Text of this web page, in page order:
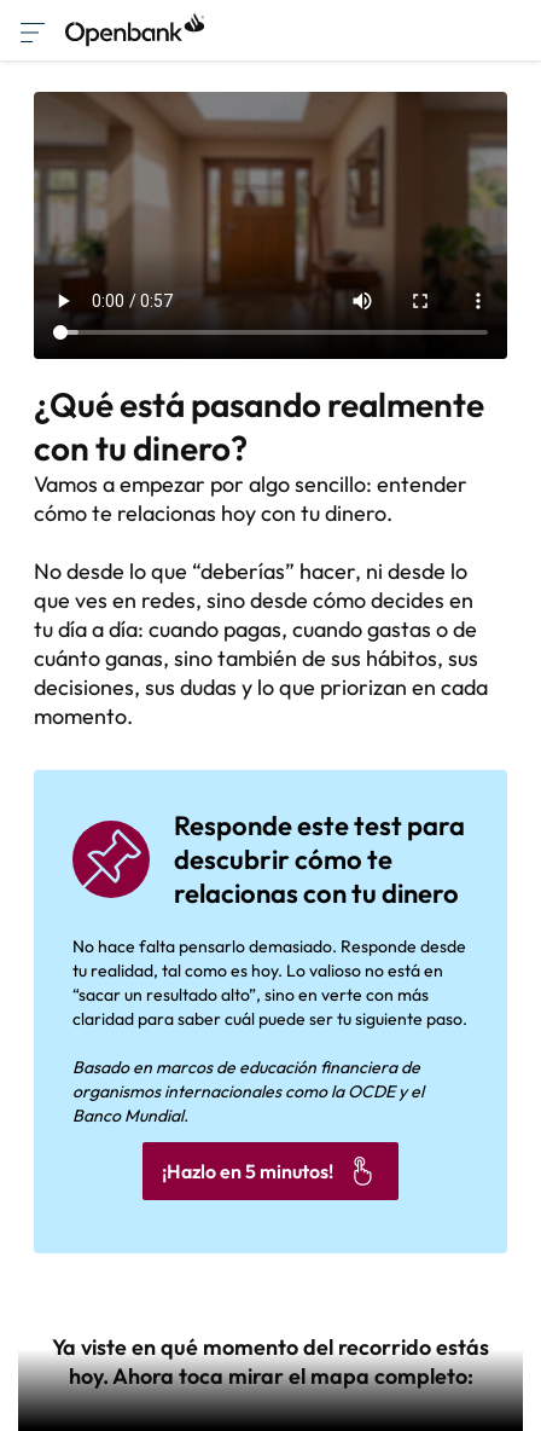
¿Qué está pasando realmente
con tu dinero?
Vamos a empezar por algo sencillo: entender
cómo te relacionas hoy con tu dinero.
No desde lo que “deberías” hacer, ni desde lo
que ves en redes, sino desde cómo decides en
tu día a día: cuando pagas, cuando gastas o de
cuánto ganas, sino también de sus hábitos, sus
decisiones, sus dudas y lo que priorizan en cada
momento.
Responde este test para
descubrir cómo te
relacionas con tu dinero
No hace falta pensarlo demasiado. Responde desde
tu realidad, tal como es hoy. Lo valioso no está en
“sacar un resultado alto”, sino en verte con más
claridad para saber cuál puede ser tu siguiente paso.
Basado en marcos de educación financiera de
organismos internacionales como la OCDE y el
Banco Mundial.
¡Hazlo en 5 minutos!
Ya viste en qué momento del recorrido estás
hoy. Ahora toca mirar el mapa completo: